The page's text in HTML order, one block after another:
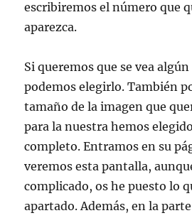
escribiremos el número que
aparezca.
Si queremos que se vea
podemos elegirlo. También
tamaño de la imagen que
para la nuestra hemos
completo. Entramos en su
veremos esta pantalla,
complicado, os he puesto lo
apartado. Además, en la